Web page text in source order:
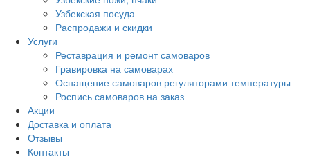
Узбекская посуда
Распродажи и скидки
Услуги
Реставрация и ремонт самоваров
Гравировка на самоварах
Оснащение самоваров регуляторами температуры
Роспись самоваров на заказ
Акции
Доставка и оплата
Отзывы
Контакты